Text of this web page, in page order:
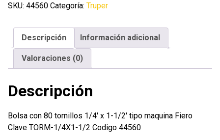
tornillos
1/2'
Fiero
cantidad
SKU: 44560 Categoría: Truper
Descripción Información adicional
Valoraciones (0)
Descripción
Bolsa con 80 tornillos 1/4′ x 1-1/2′ tipo maquina Fiero
Clave TORM-1/4X1-1/2 Codigo 44560